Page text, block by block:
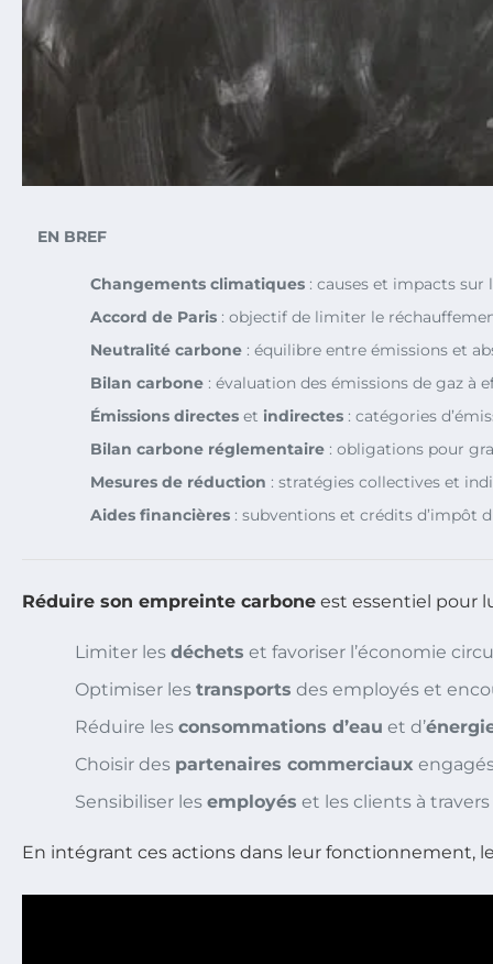
EN BREF
Changements climatiques : causes et impacts sur
Accord de Paris : objectif de limiter le
Neutralité carbone : équilibre entre émissions et
Bilan carbone : évaluation des émissions de gaz à
Émissions directes et indirectes : catégories
Bilan carbone réglementaire : obligations pour
Mesures de réduction : stratégies collectives et
Aides financières : subventions et crédits d’impôt
Réduire son empreinte carbone est essentiel pour
Limiter les déchets et favoriser l’économie
Optimiser les transports des employés et
Réduire les consommations d’eau et d’
Choisir des partenaires commerciaux
Sensibiliser les employés et les clients à
En intégrant ces actions dans leur fonctionnement,